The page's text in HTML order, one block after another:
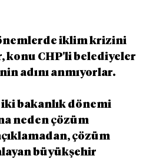
iklim krizini
konu CHP'li belediyeler
adını anmıyorlar.
iki bakanlık dönemi
neden çözüm
çözüm
büyükşehir